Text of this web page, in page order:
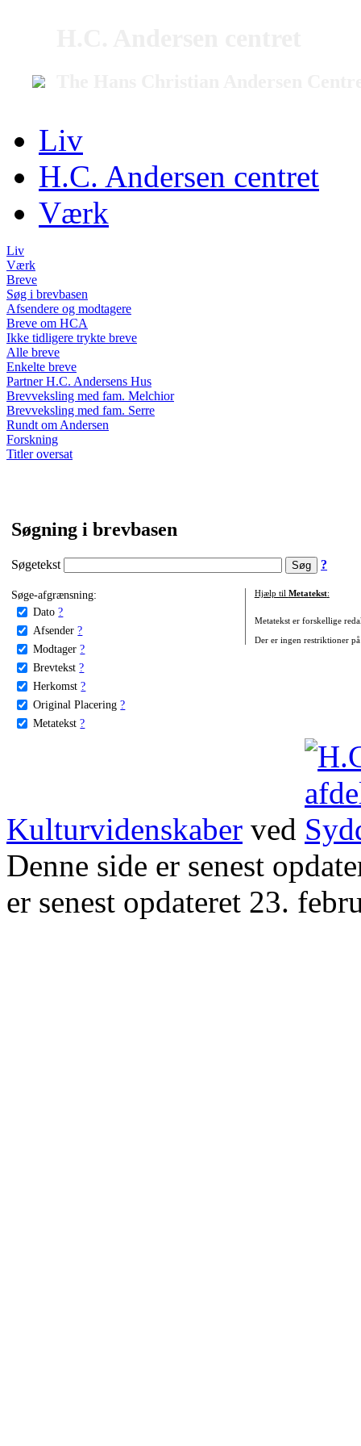
Liv
H.C. Andersen centret
Værk
Liv
Værk
Breve
Søg i brevbasen
Afsendere og modtagere
Breve om HCA
Ikke tidligere trykte breve
Alle breve
Enkelte breve
Partner H.C. Andersens Hus
Brevveksling med fam. Melchior
Brevveksling med fam. Serre
Rundt om Andersen
Forskning
Titler oversat
Søgning i brevbasen
Søgetekst ?
Søge-afgrænsning:
Dato ?
Afsender ?
Modtager ?
Brevtekst ?
Herkomst ?
Original Placering ?
Metatekst ?
Hjælp til Metatekst:
Metatekst er forskellige
Der er ingen restriktioner
Kulturvidenskaber ved
Denne side er senest
er senest opdateret 23.